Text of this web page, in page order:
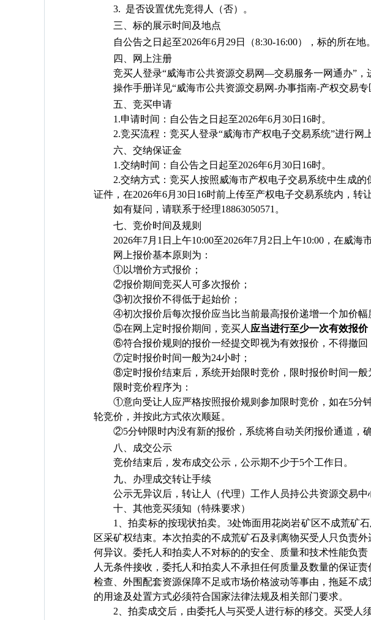
3. 是否设置优先竞得人（否）。
三、标的展示时间及地点
自公告之日起至2026年6月 29日（8:30-16:00），标的所在地。
四、网上注册
竞买人登录“威海市公共资源交易网—交易服务一网通办”，
操作手册详见“威海市公共资源交易网-办事指南-产权交易专
五、竞买申请
1.申请时间： 自公告之日起至2026年6月 30日 16时。
2.竞买流程： 竞买人登录“威海市产权电子交易系统”进行网
六、交纳保证金
1.交纳时间： 自公告之日起至2026年6月 30日 16时。
2.交纳方式：竞买人按照威海市产权电子交易系统中生成
证件，在2026年6月 30日 16时前上传至产权电子交易系统内，转
如有疑问，请联系于经理18863050571 。
七、竞价时间及规则
2026年7月 1 日上午10:00至2026年7月 2 日上午10:00 ，在威海
网上报价基本原则为：
①以增价方式报价；
②报价期间竞买人可多次报价；
③初次报价不得低于起始价；
④初次报价后每次报价应当比当前最高报价递增一个加价幅
⑤在网上定时报价期间，竞买人 应当进行至少一次有效报价
⑥符合报价规则的报价一经提交即视为有效报价，不得撤回
⑦定时报价时间一般为24小时；
⑧定时报价结束后，系统开始限时竞价，限时报价时间一般
限时竞价程序为：
①意向受让人应严格按照报价规则参加限时竞价，如在5分
轮竞价，并按此方式依次顺延。
②5分钟限时内没有新的报价，系统将自动关闭报价通道，
八、成交公示
竞价结束后，发布成交公示，公示期不少于5个工作日。
九、办理成交转让手续
公示无异议后，转让人（代理）工作人员持公共资源交易
十、其他竞买须知（特殊要求）
1
、拍卖标的按现状拍卖。 3处饰面用花岗岩矿区不成荒矿
区采矿权结束。本次拍卖的不成荒矿石及剥离物买受人只负责
何异议。委托人和拍卖人不对标的的安全、质量和技术性能负
人无条件接收，委托人和拍卖人不承担任何质量及数量的保证
检查、外围配套资源保障不足或市场价格波动等事由，拖延不
的用途及处置方式必须符合国家法律法规及相关部门要求。
2 、拍卖成交后，由委托人与买受人进行标的移交。买受人